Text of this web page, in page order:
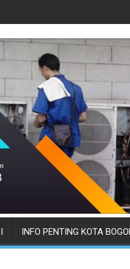
INFO PENTING KOTA